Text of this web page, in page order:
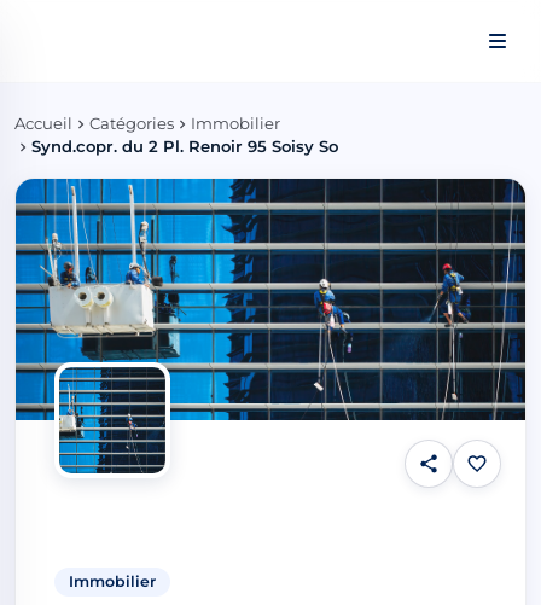
Accueil Catégories
Immobilier
Synd.copr. du 2 Pl. Renoir 95 Soisy So
Immobilier